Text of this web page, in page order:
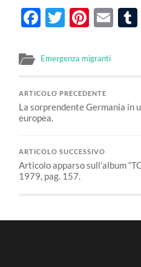
Facebook
Twitter
Emergenza migranti
ARTICOLO PRECEDENTE
La sorprendente Germania in
europea.
ARTICOLO SUCCESSIVO
Articolo apparso sull’album
1979, pag. 157.